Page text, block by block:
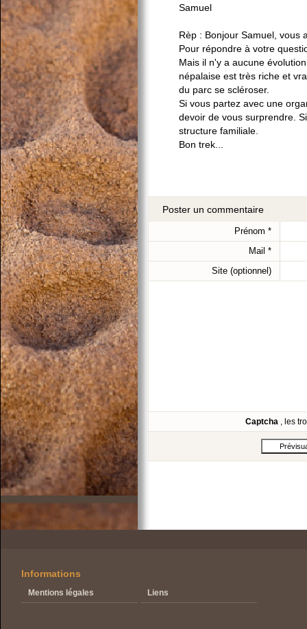
Samuel
Rèp : Bonjour Samuel, vous
Pour répondre à votre
Mais il n'y a aucune
népalaise est très riche et
du parc se scléroser.
Si vous partez avec une
devoir de vous surprendre.
structure familiale.
Bon trek...
Poster un commentaire
Prénom *
Mail *
Site (optionnel)
Captcha , les
Informations
Mentions légales Liens